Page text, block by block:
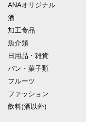
ANAオリジナル
酒
加工食品
魚介類
日用品・雑貨
パン・菓子類
フルーツ
ファッション
飲料(酒以外)